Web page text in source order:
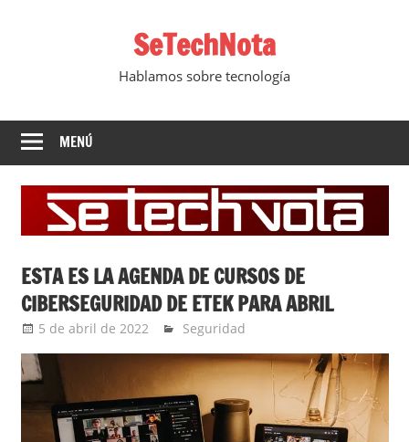
SeTechNota
Hablamos sobre tecnología
MENÚ
ESTA ES LA AGENDA DE CURSOS DE
CIBERSEGURIDAD DE ETEK PARA ABRIL
5 de abril de 2022 YesidAguilar
Seguridad